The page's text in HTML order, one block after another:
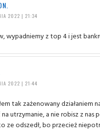
2022 | 21:34
wypadniemy z top 4 i jest
2022 | 21:44
tak zażenowany
na utrzymanie, a nie robisz z
ze odszedł, bo przecież